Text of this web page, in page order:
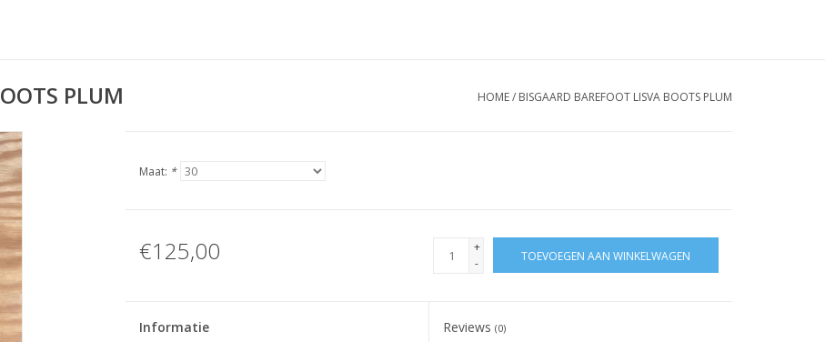
PLUM HOME/ BISGAARD BAREFOOT LISVA BOOTS PLUM
Maat: *
€125,00
+
-
TOEVOEGEN AAN WINKELWAGEN
Informatie Reviews(0)